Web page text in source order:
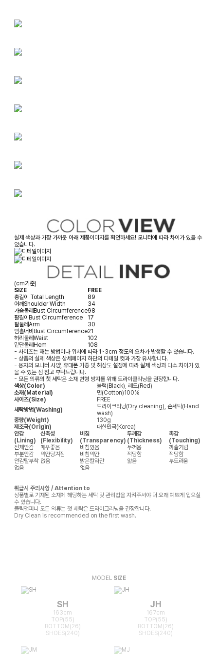
실제 색상과 가장 가까운 아래 제품이미지를 확인하세요! 모니터에 따라 차이가 있을 수
있습니다.
(cm기준)
SIZE
FREE
총길이 Total Length
89
어깨Shoulder Width
34
가슴둘레Bust Circumference98
팔길이Bust Circumference
17
팔둘레Arm
30
암홀너비Bust Circumference21
허리둘레Waist
102
밑단둘레Hem
108
- 사이즈는 재는 방법이나 위치에 따라 1~3cm 정도의 오차가 발생할 수 있습니다.
- 상품의 실제 색상은 상세페이지 하단의 디테일 컷과 가장 유사합니다.
- 용자의 모니터 사양, 휴대폰 기종 및 해상도 설정에 따라 실제 색상과 다소 차이가 있
을 수 있는 점 참고 부탁드립니다.
- 모든 의류의 첫 세탁은 소재 변형 방지를 위해 드라이클리닝을 권장합니다.
색상(Color)
블랙(Black), 레드(Red)
소재(Material)
면(Cotton)100%
사이즈(Size)
FREE
세탁방법(Washing)
드라이크리닝(Dry cleaning), 손세탁(Hand
wash)
중량(Weight)
130g
제조국(Origin)
대한민국(Korea)
안감
(Lining)
신축성
(Flexibility)
비침
(Transparency)
두께감
(Thickness)
촉감
(Touching)
전체안감
매우좋음 비침있음 두꺼움
까슬거림
부분안감
약간당겨짐 비침약간 적당함
적당함
안감탈부착 없음 밝은칼라만 얇음
부드러움
없음
없음
취급시 주의사항 / Attention to
상품별로 기재된 소재에 해당하는 세탁 및 관리법을 지켜주셔야 더 오래 예쁘게 입으실
수 있습니다.
클릭앤퍼니 모든 의류는 첫 세탁은 드라이크리닝을 권장합니다.
Dry Clean is recommended on the first wash.
MODEL SIZE
SH
163cm
TOP(55)
BOTTOM(26)
SHOES(240)
JH
167cm
TOP(55)
BOTTOM(26)
SHOES(240)